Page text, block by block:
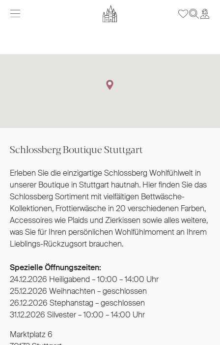
Schlossberg Boutique Stuttgart
Erleben Sie die einzigartige Schlossberg Wohlfühlwelt in
unserer Boutique in Stuttgart hautnah. Hier finden Sie das
Schlossberg Sortiment mit vielfältigen Bettwäsche-
Kollektionen, Frottierwäsche in 20 verschiedenen Farben,
Accessoires wie Plaids und Zierkissen sowie alles weitere,
was Sie für Ihren persönlichen Wohlfühlmoment an Ihrem
Lieblings-Rückzugsort brauchen.
Spezielle Öffnungszeiten:
24.12.2026 Heiligabend – 10:00 – 14:00 Uhr
25.12.2026 Weihnachten – geschlossen
26.12.2026 Stephanstag – geschlossen
31.12.2026 Silvester – 10:00 – 14:00 Uhr
Marktplatz 6